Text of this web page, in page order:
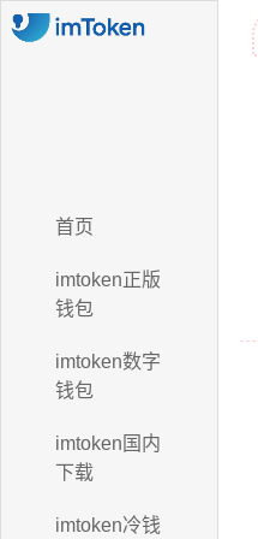
首页
imtoken正版
钱包
imtoken数字
钱包
imtoken国内
下载
imtoken冷钱